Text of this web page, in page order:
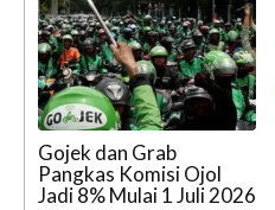
Gojek dan Grab
Pangkas Komisi Ojol
Jadi 8% Mulai 1 Juli 2026